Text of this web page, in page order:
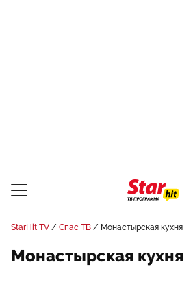
StarHit TV Спас ТВ Монастырская кухня
Монастырская кухня